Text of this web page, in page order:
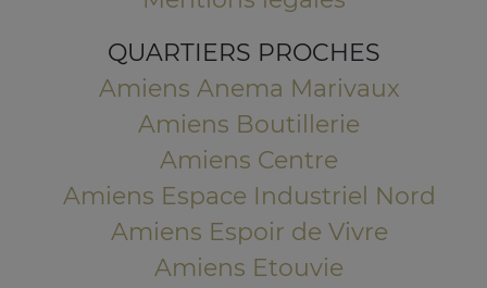
QUARTIERS PROCHES
Amiens Anema Marivaux
Amiens Boutillerie
Amiens Centre
Amiens Espace Industriel Nord
Amiens Espoir de Vivre
Amiens Etouvie